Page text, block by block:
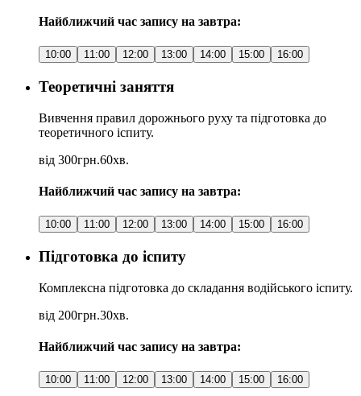
Найближчий час запису на завтра:
10:00 11:00 12:00 13:00 14:00 15:00 16:00
Теоретичні заняття
Вивчення правил дорожнього руху та підготовка до
теоретичного іспиту.
від 300грн.60хв.
Найближчий час запису на завтра:
10:00 11:00 12:00 13:00 14:00 15:00 16:00
Підготовка до іспиту
Комплексна підготовка до складання водійського іспиту.
від 200грн.30хв.
Найближчий час запису на завтра:
10:00 11:00 12:00 13:00 14:00 15:00 16:00